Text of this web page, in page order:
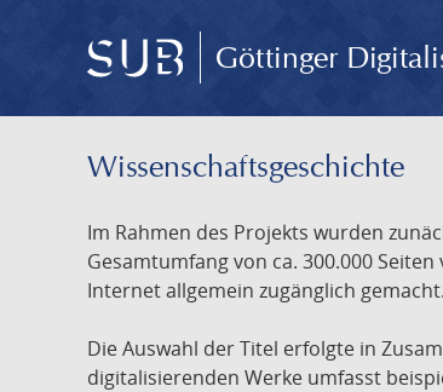
Göttinger
Wissenschafts­geschichte
Im Rahmen des Projekts wurden
Gesamtumfang von ca. 300.000
Internet allgemein zugänglich gemacht.
Die Auswahl der Titel erfolgte in
digitalisierenden Werke umfasst